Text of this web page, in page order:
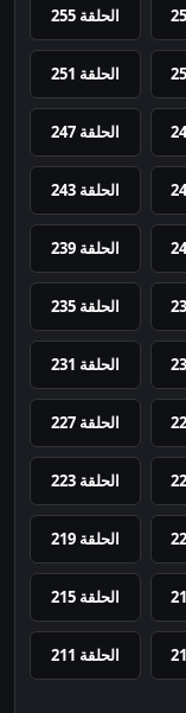
الحلقة 255
الحلقة 251
الحلقة 247
الحلقة 243
الحلقة 239
الحلقة 235
الحلقة 231
الحلقة 227
الحلقة 223
الحلقة 219
الحلقة 215
الحلقة 211